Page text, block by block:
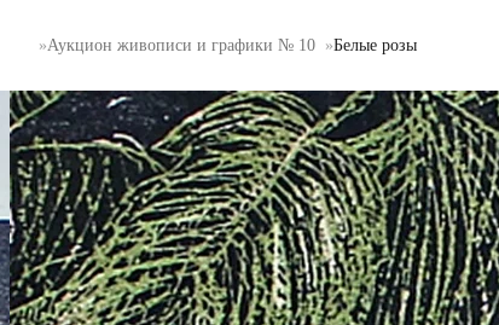
Аукцион живописи и графики № 10 Белые розы